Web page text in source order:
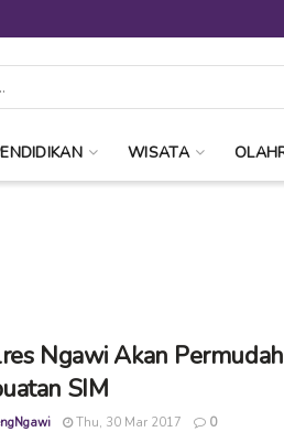
WISATA
Ngawi Akan
SIM
Thu, 30 Mar 2017 0